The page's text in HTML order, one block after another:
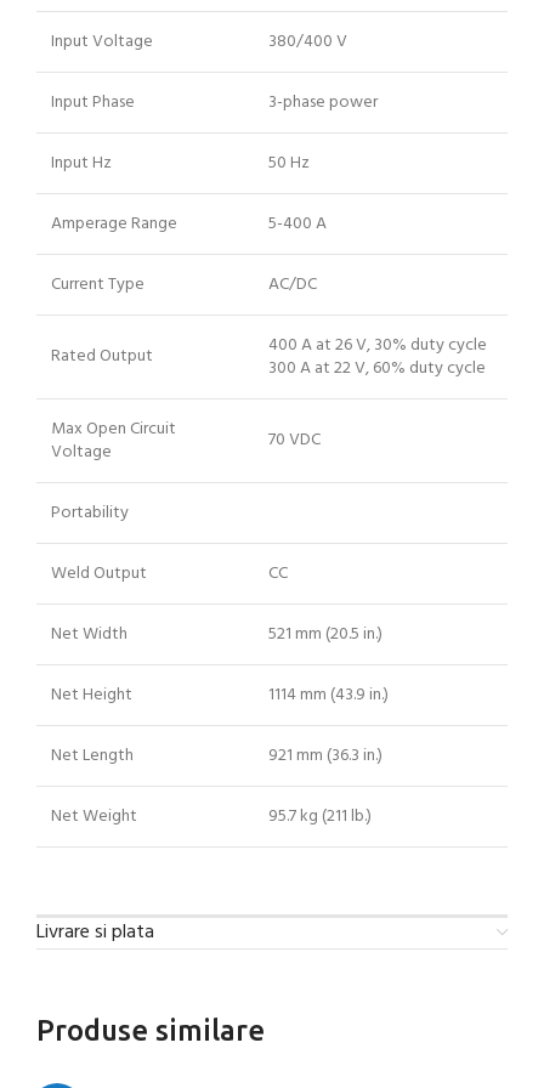
Input Voltage 380/400 V
Input Phase 3-phase power
Input Hz 50 Hz
Amperage Range 5-400 A
Current Type AC/DC
Rated Output
400 A at 26 V, 30% duty cycle
300 A at 22 V, 60% duty cycle
Max Open Circuit
Voltage
70 VDC
Portability
Weld Output CC
Net Width 521 mm (20.5 in.)
Net Height 1114 mm (43.9 in.)
Net Length 921 mm (36.3 in.)
Net Weight 95.7 kg (211 lb.)
Livrare si plata
Produse similare